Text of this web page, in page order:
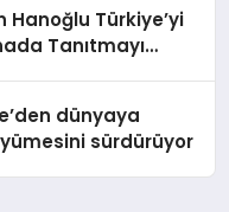
Hanoğlu Türkiye’yi
Tanıtmayı
dünyaya
sürdürüyor